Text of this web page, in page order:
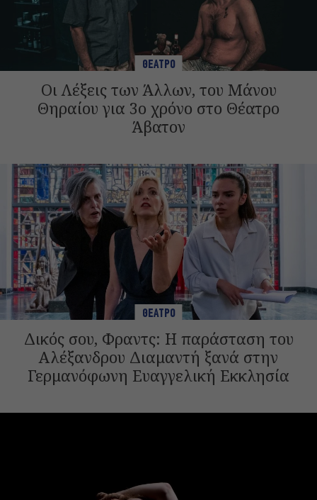
ΘΕΑΤΡΟ
Οι Λέξεις των Άλλων, του Μάνου
Θηραίου για 3ο χρόνο στο Θέατρο
Άβατον
ΘΕΑΤΡΟ
Δικός σου, Φραντς: Η παράσταση του
Αλέξανδρου Διαμαντή ξανά στην
Γερμανόφωνη Ευαγγελική Εκκλησία